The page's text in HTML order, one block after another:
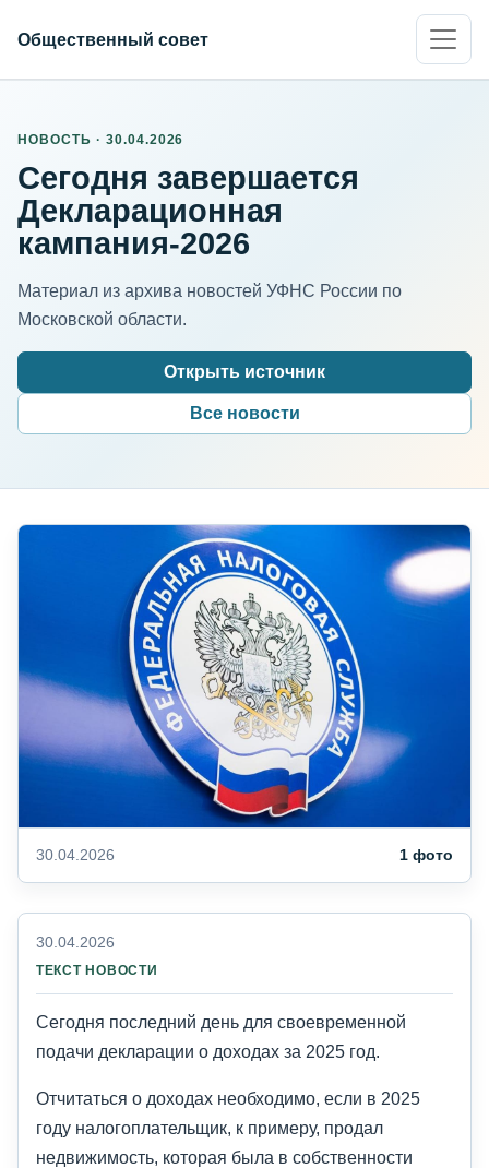
Общественный совет
НОВОСТЬ · 30.04.2026
Сегодня завершается
Декларационная
кампания-2026
Материал из архива новостей УФНС России по
Московской области.
Открыть источник
Все новости
30.04.2026 1 фото
30.04.2026
ТЕКСТ НОВОСТИ
Сегодня последний день для своевременной
подачи декларации о доходах за 2025 год.
Отчитаться о доходах необходимо, если в 2025
году налогоплательщик, к примеру, продал
недвижимость, которая была в собственности